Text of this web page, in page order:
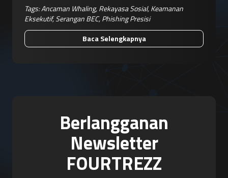
Tags:Ancaman Whaling,Rekayasa Sosial,Keamanan
Eksekutif,Serangan BEC,Phishing Presisi
Baca Selengkapnya
Berlangganan
Newsletter
FOURTREZZ